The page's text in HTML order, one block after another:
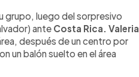
grupo, luego del sorpresivo
ante Costa Rica. Valeria
después de un centro por
un balón suelto en el área